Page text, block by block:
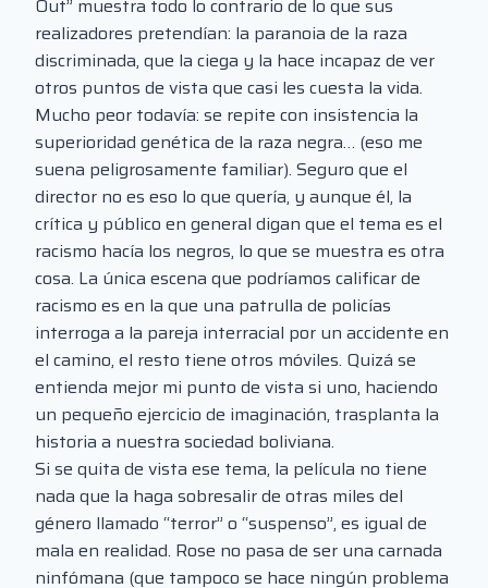
Out” muestra todo lo contrario de lo que sus
realizadores pretendían: la paranoia de la raza
discriminada, que la ciega y la hace incapaz de ver
otros puntos de vista que casi les cuesta la vida.
Mucho peor todavía: se repite con insistencia la
superioridad genética de la raza negra… (eso me
suena peligrosamente familiar). Seguro que el
director no es eso lo que quería, y aunque él, la
crítica y público en general digan que el tema es el
racismo hacía los negros, lo que se muestra es otra
cosa. La única escena que podríamos calificar de
racismo es en la que una patrulla de policías
interroga a la pareja interracial por un accidente en
el camino, el resto tiene otros móviles. Quizá se
entienda mejor mi punto de vista si uno, haciendo
un pequeño ejercicio de imaginación, trasplanta la
historia a nuestra sociedad boliviana.
Si se quita de vista ese tema, la película no tiene
nada que la haga sobresalir de otras miles del
género llamado “terror” o “suspenso”, es igual de
mala en realidad. Rose no pasa de ser una carnada
ninfómana (que tampoco se hace ningún problema